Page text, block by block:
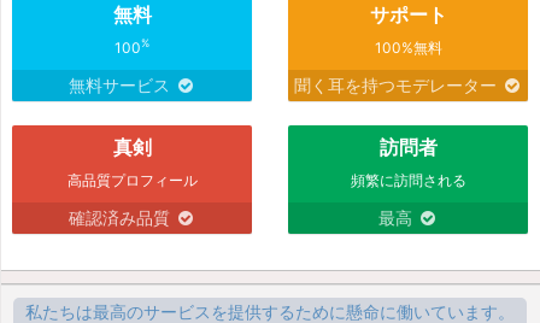
無料
100%
無料サービス
サポート
100%無料
聞く耳を持つモデレーター
真剣
高品質プロフィール
確認済み品質
訪問者
頻繁に訪問される
最高
私たちは最高のサービスを提供するために懸命に働いています。